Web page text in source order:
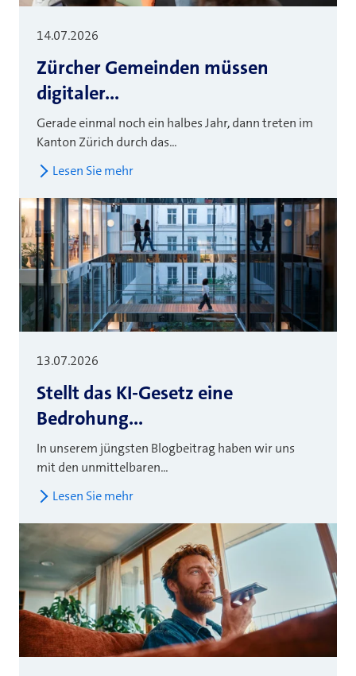
14.07.2026
Zürcher Gemeinden müssen
digitaler...
Gerade einmal noch ein halbes Jahr, dann treten im
Kanton Zürich durch das...
Lesen Sie mehr
13.07.2026
Stellt das KI-Gesetz eine
Bedrohung...
In unserem jüngsten Blogbeitrag haben wir uns
mit den unmittelbaren...
Lesen Sie mehr